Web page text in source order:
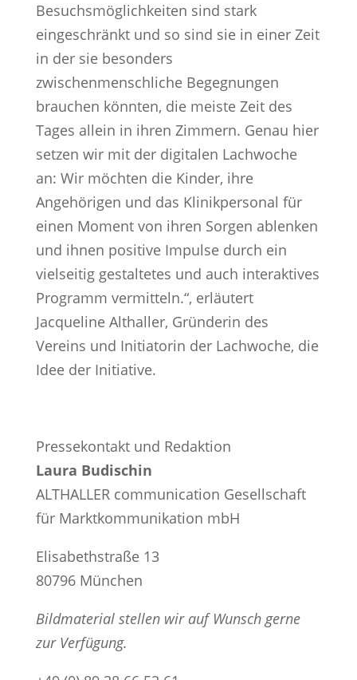
Besuchsmöglichkeiten sind stark
eingeschränkt und so sind sie in einer Zeit
in der sie besonders
zwischenmenschliche Begegnungen
brauchen könnten, die meiste Zeit des
Tages allein in ihren Zimmern. Genau hier
setzen wir mit der digitalen Lachwoche
an: Wir möchten die Kinder, ihre
Angehörigen und das Klinikpersonal für
einen Moment von ihren Sorgen ablenken
und ihnen positive Impulse durch ein
vielseitig gestaltetes und auch interaktives
Programm vermitteln.“, erläutert
Jacqueline Althaller, Gründerin des
Vereins und Initiatorin der Lachwoche, die
Idee der Initiative.
Pressekontakt und Redaktion
Laura Budischin
ALTHALLER communication Gesellschaft
für Marktkommunikation mbH
Elisabethstraße 13
80796 München
Bildmaterial stellen wir auf Wunsch gerne
zur Verfügung.